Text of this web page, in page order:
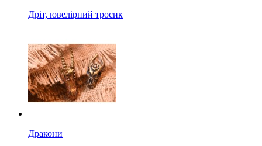
Дріт, ювелірний тросик
Дракони